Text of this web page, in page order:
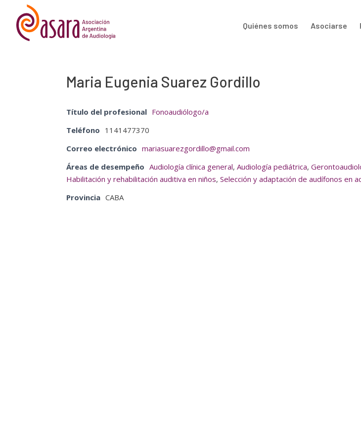
Quiénes somos Asociarse
Maria Eugenia Suarez Gordillo
Título del profesional Fonoaudiólogo/a
Teléfono 1141477370
Correo electrónico mariasuarezgordillo@gmail.com
Áreas de desempeño Audiología clínica general,Audiología pediátrica,
Habilitación y rehabilitación auditiva en niños,Selección y adaptación de audífonos en
Provincia CABA